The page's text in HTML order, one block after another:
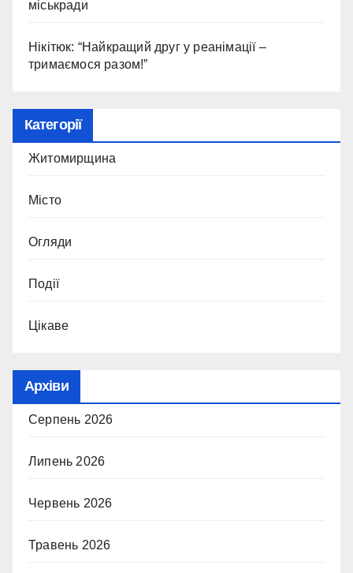
міськради
Нікітюк: “Найкращий друг у реанімації –
тримаємося разом!”
Категорії
Житомирщина
Місто
Огляди
Події
Цікаве
Архіви
Серпень 2026
Липень 2026
Червень 2026
Травень 2026